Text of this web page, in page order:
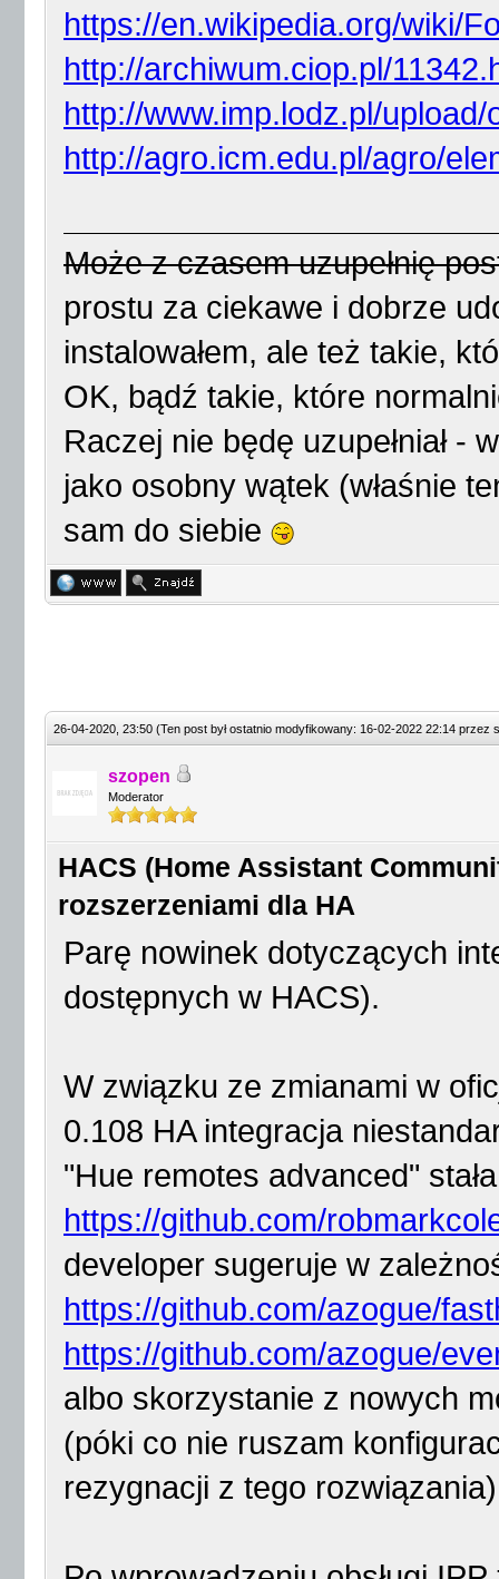
https://en.wikipedia.org/wiki/
http://archiwum.ciop.pl/
http://www.imp.lodz.pl/
http://agro.icm.edu.pl/agro/
Może z czasem uzupełnię
prostu za ciekawe i dobrze
instalowałem, ale też takie,
OK, bądź takie, które
Raczej nie będę uzupełniał -
jako osobny wątek (właśnie
sam do siebie
26-04-2020, 23:50 (Ten post był ostatnio modyfikowany: 16-02-2022 22:14 przez
szopen
Moderator
HACS (Home Assistant
rozszerzeniami dla HA
Parę nowinek dotyczących
dostępnych w HACS).
W związku ze zmianami w
0.108 HA integracja
"Hue remotes advanced"
https://github.com/
developer sugeruje w
https://github.com/azogue/
https://github.com/azogue/
albo skorzystanie z nowych
(póki co nie ruszam
rezygnacji z tego rozwiązania)